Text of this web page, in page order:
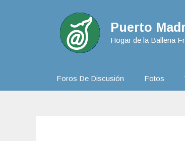
Puerto
Hogar de la Ballena
Foros De Discusión Fotos